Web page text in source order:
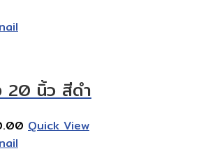
20 นิ้ว สีดำ
Price
Quick View